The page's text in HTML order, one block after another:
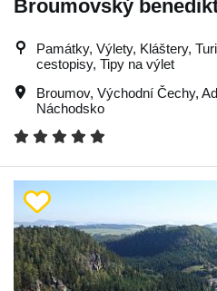
Broumovský
Památky, Výlety, Kláštery,
cestopisy, Tipy na výlet
Broumov, Východní Čechy,
Náchodsko